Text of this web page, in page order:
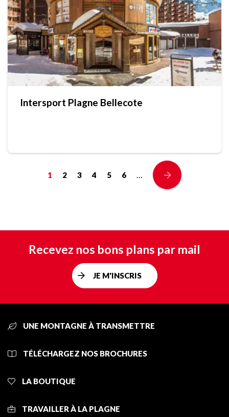
Intersport Plagne Bellecote
1 2 3 4 5 6 …
Recevez nos bons plans par mail
JE M'INSCRIS
UNE MONTAGNE À TRANSMETTRE
TÉLÉCHARGEZ NOS BROCHURES
LA BOUTIQUE
TRAVAILLER À LA PLAGNE